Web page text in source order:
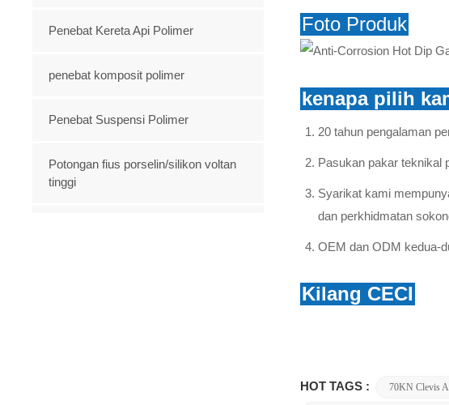
Foto Produk
kenapa pilih
20 tahun pengalaman
Pasukan pakar teknikal
Syarikat kami
dan perkhidmatan
OEM dan ODM kedua-
Kilang CECI
HOT TAGS : 70KN Clevis
Penebat Kereta Api Polimer
penebat komposit polimer
Penebat Suspensi Polimer
Potongan fius porselin/silikon voltan
tinggi